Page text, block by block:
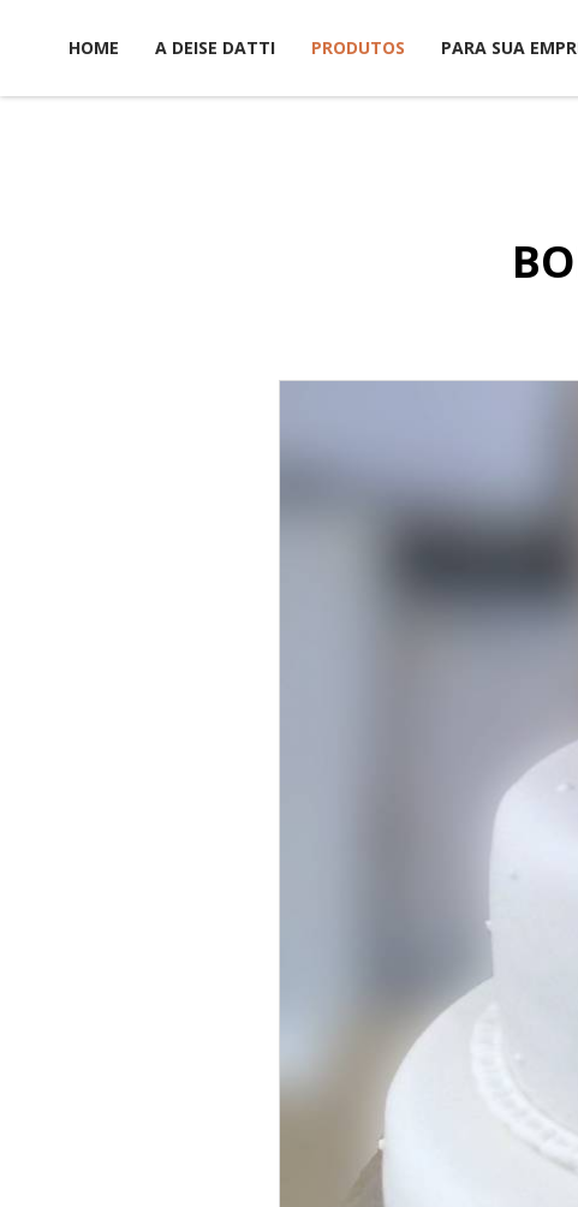
HOME A DEISE DATTI PRODUTOS PARA SUA